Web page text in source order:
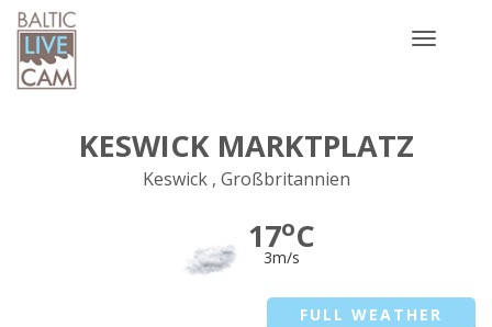
Toggle
KESWICK MARKTPLATZ
Keswick , Großbritannien
17oC
3m/s
FULL WEATHER